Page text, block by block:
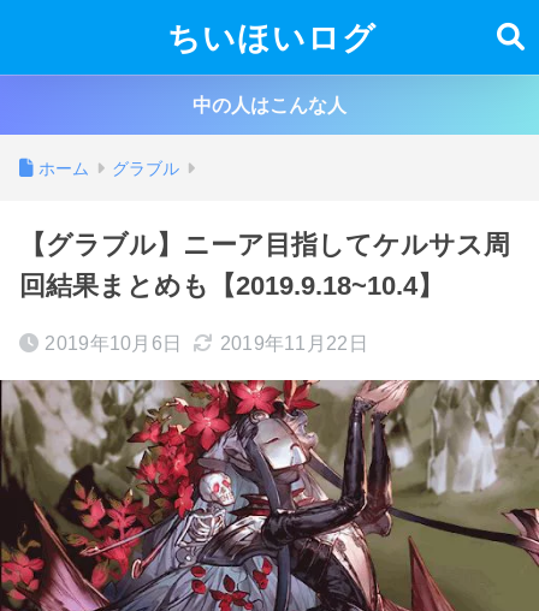
ちいほいログ
中の人はこんな人
ホーム グラブル
【グラブル】ニーア目指してケルサス周
回結果まとめも【2019.9.18~10.4】
2019年10月6日 2019年11月22日